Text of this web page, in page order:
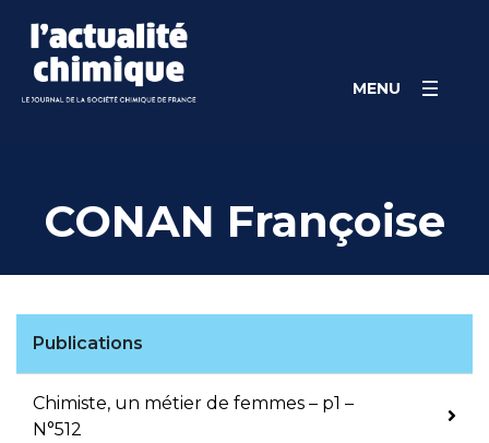
content
MENU
CONAN Françoise
Publications
Chimiste, un métier de femmes – p1 –
N°512